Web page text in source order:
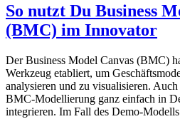
So nutzt Du Business
(BMC) im Innovator
Der Business Model Canvas (BMC)
Werkzeug etabliert, um
analysieren und zu visualisieren.
BMC-Modellierung ganz einfach in
integrieren. Im Fall des Demo-